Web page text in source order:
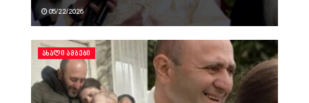
05/22/2026
ᲐᲮᲐᲚᲘ ᲐᲛᲑᲔᲑᲘ